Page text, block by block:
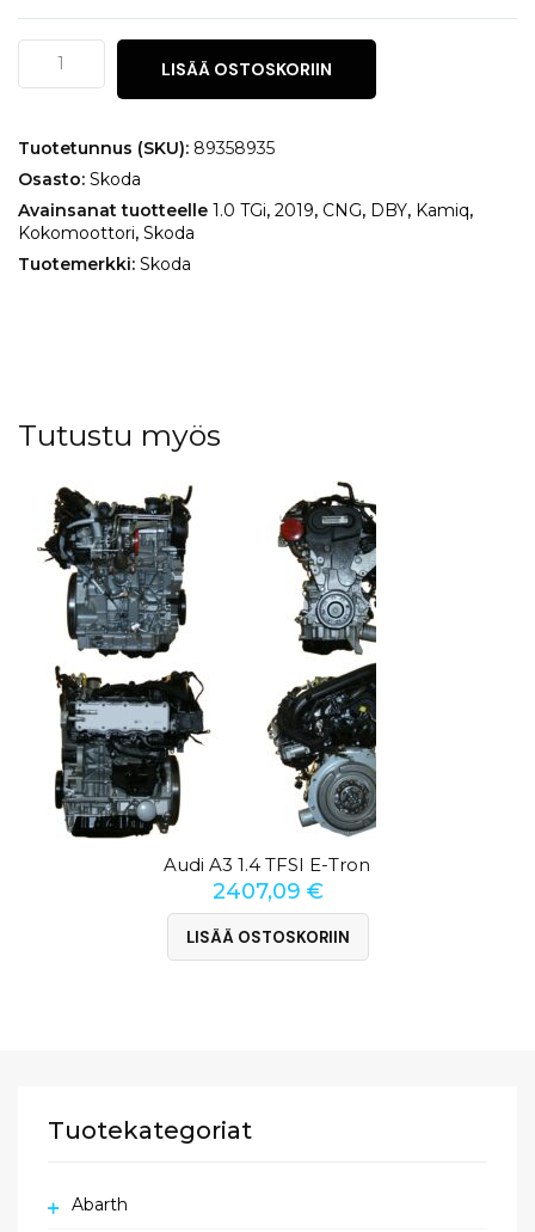
Skoda
Kamiq
1.0
määrä
LISÄÄ OSTOSKORIIN
Tuotetunnus (SKU): 89358935
Osasto: Skoda
Avainsanat tuotteelle 1.0 TGi, 2019, CNG, DBY, Kamiq,
Kokomoottori, Skoda
Tuotemerkki: Skoda
Tutustu myös
Audi A3 1.4 TFSI E-Tron
2407,09 €
LISÄÄ OSTOSKORIIN
Tuotekategoriat
Abarth